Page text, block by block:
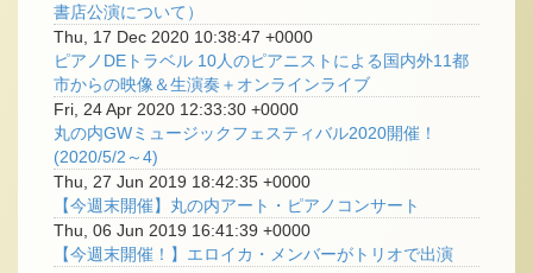
書店公演について）
Thu, 17 Dec 2020 10:38:47 +0000
ピアノDEトラベル 10人のピアニストによる国内外11都
市からの映像＆生演奏＋オンラインライブ
Fri, 24 Apr 2020 12:33:30 +0000
丸の内GWミュージックフェスティバル2020開催！
(2020/5/2～4)
Thu, 27 Jun 2019 18:42:35 +0000
【今週末開催】丸の内アート・ピアノコンサート
Thu, 06 Jun 2019 16:41:39 +0000
【今週末開催！】エロイカ・メンバーがトリオで出演